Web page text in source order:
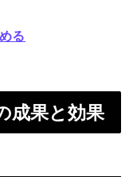
る
成果と効果